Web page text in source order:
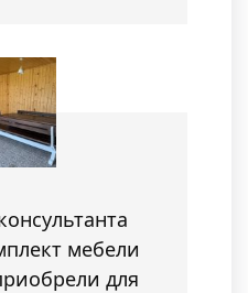
мебели
для